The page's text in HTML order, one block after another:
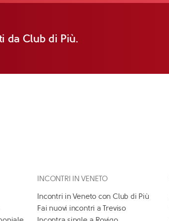
da Club di Più.
INCONTRI IN VENETO
Incontri in Veneto con Club di Più
Fai nuovi incontri a Treviso